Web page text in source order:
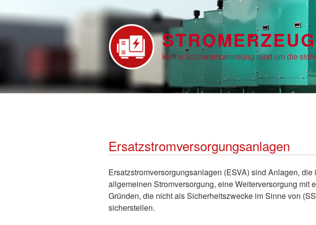
Inhalt
springen
kleine Stichwortsammlung rund um die
Ersatzstromversorgungsanlagen
Ersatzstromversorgungsanlagen (ESVA) sind Anlagen,
allgemeinen Stromversorgung, eine Weiterversorgung mit
Gründen, die nicht als Sicherheitszwecke im Sinne von
sicherstellen.